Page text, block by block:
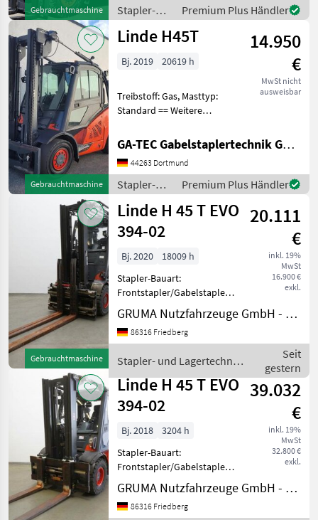
Gebrauchtmaschine
UDT S
Stapler-
und
Lagertechnik
Premium Plus Händler
Gebrauchtmaschine
Linde H45T
14.950
€
MwSt nicht
ausweisbar
Bj. 2019 20619 h
Treibstoff: Gas, Masttyp:
Standard == Weitere
Ausstattung : ------------- -
Schutzdach - 3. Ventil - 4.
Ventil - Vollkabine - Heizung
- Arbei
GA-TEC Gabelstaplertechnik GmbH
44263 Dortmund
Stapler-
und
Lagertechnik
/ Linde
Premium Plus Händler
Gebrauchtmaschine
Linde H 45 T EVO
394-02
20.111
€
inkl. 19%
MwSt
16.900 €
exkl.
Bj. 2020
18009 h
Stapler-Bauart:
Frontstapler/Gabelstapler -
Fahrzeug:
Doppelzusatzhydraulik -
Mast:
Gabelträger -
Doppelpalettenklammer
DURWEN VDPK 45-C Brei
GRUMA Nutzfahrzeuge GmbH - Staplertechnik
86316 Friedberg
Stapler- und Lagertechnik
/ Linde
Seit
gestern
Linde H 45 T EVO
394-02
39.032
€
inkl. 19%
MwSt
32.800 €
exkl.
Bj. 2018
3204 h
Stapler-Bauart:
Frontstapler/Gabelstapler -
Fahrzeug:
Doppelzusatzhydraulik -
Mast:
GRUMA Nutzfahrzeuge GmbH - Staplertechnik
86316 Friedberg